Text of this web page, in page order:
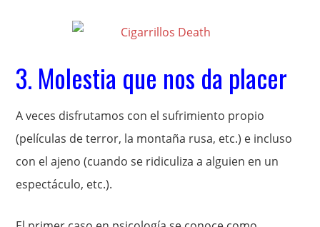
3. Molestia que nos da placer
A veces disfrutamos con el sufrimiento propio
(películas de terror, la montaña rusa, etc.) e incluso
con el ajeno (cuando se ridiculiza a alguien en un
espectáculo, etc.).